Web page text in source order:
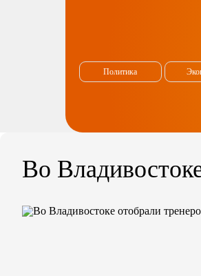
Политика
Во